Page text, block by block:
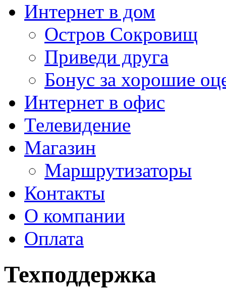
Интернет в дом
Остров Сокровищ
Приведи друга
Бонус за хорошие
Интернет в офис
Телевидение
Магазин
Маршрутизаторы
Контакты
О компании
Оплата
Техподдержка